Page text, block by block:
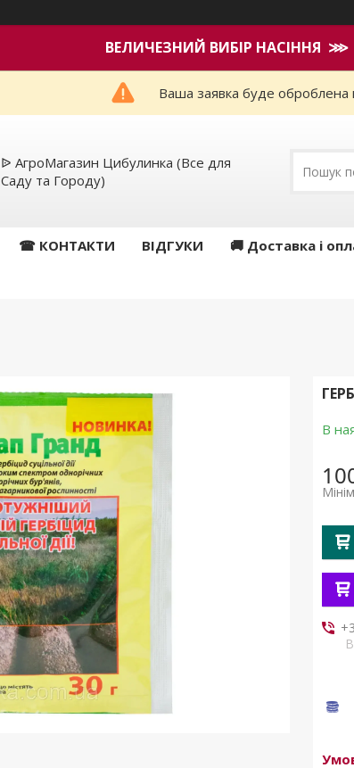
ВЕЛИЧЕЗНИЙ ВИБІР НАСІННЯ ⋙
Ваша заявка буде
ᐉ АгроМагазин Цибулинка (Все для
Саду та Городу)
☎ КОНТАКТИ ВІДГУКИ 🚚 Доставка і
В